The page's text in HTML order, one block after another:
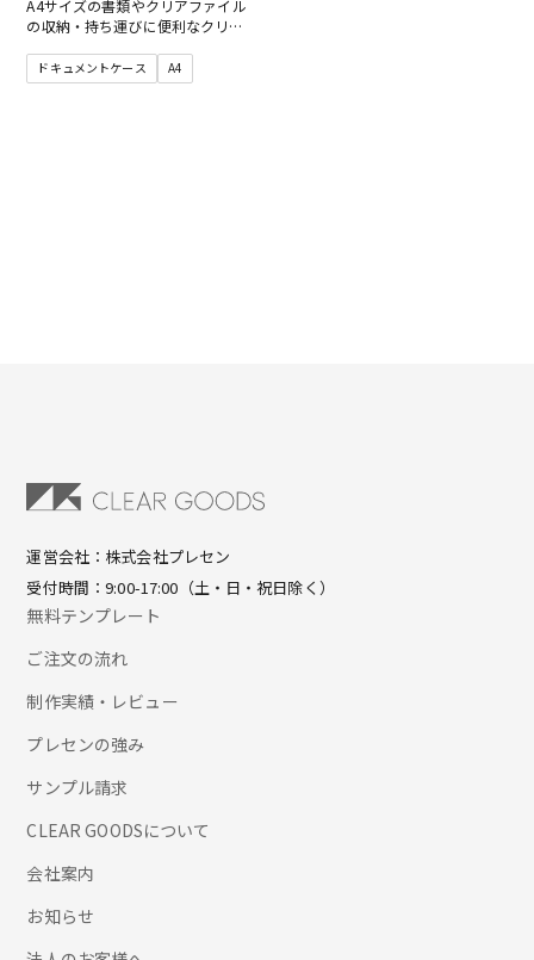
A4サイズの書類やクリアファイル
の収納・持ち運びに便利なクリア
す。
素材から質感にこだわった弊社の
ドキュメントケース A4
運営会社：株式会社プレセン
受付時間：9:00-17:00（土・日・祝日除く）
無料テンプレート
ご注文の流れ
制作実績・レビュー
プレセンの強み
サンプル請求
CLEAR GOODSについて
会社案内
お知らせ